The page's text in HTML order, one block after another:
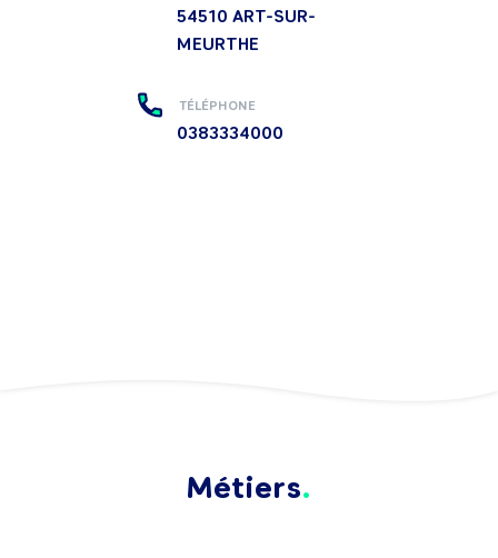
54510 ART-SUR-
MEURTHE
TÉLÉPHONE
0383334000
Métiers